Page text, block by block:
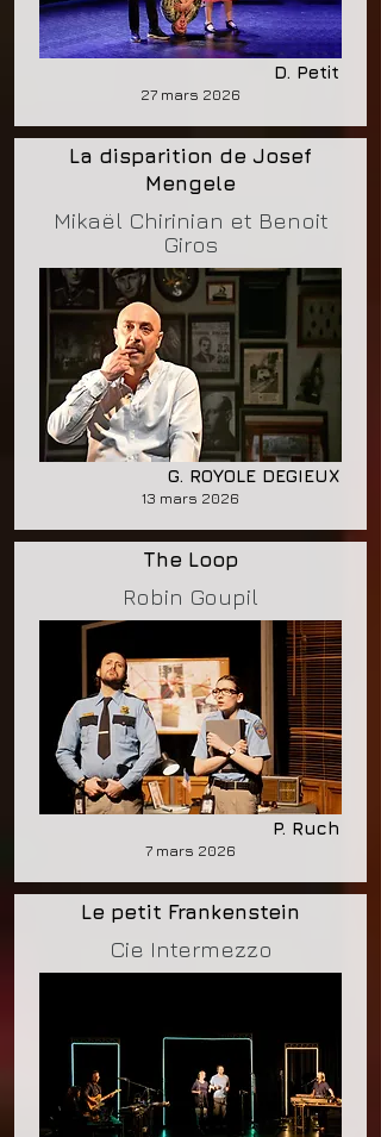
D. Petit
27 mars 2026
La disparition de Josef
Mengele
Mikaël Chirinian et Benoit
Giros
G. ROYOLE DEGIEUX
13 mars 2026
The Loop
Robin Goupil
P. Ruch
7 mars 2026
Le petit Frankenstein
Cie Intermezzo